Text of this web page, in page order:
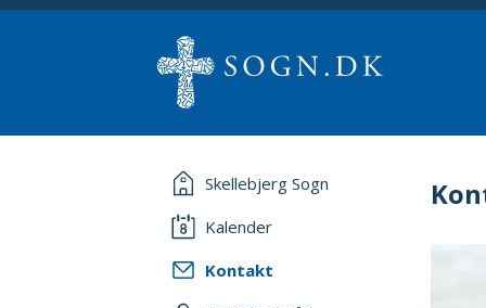
Skellebjerg Sogn
Kalender
Kontakt